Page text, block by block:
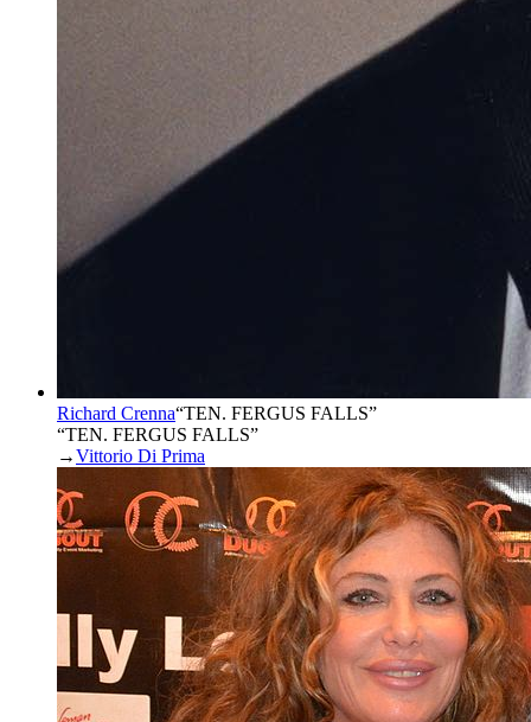
Richard Crenna“TEN. FERGUS FALLS”
“TEN. FERGUS FALLS”
→Vittorio Di Prima